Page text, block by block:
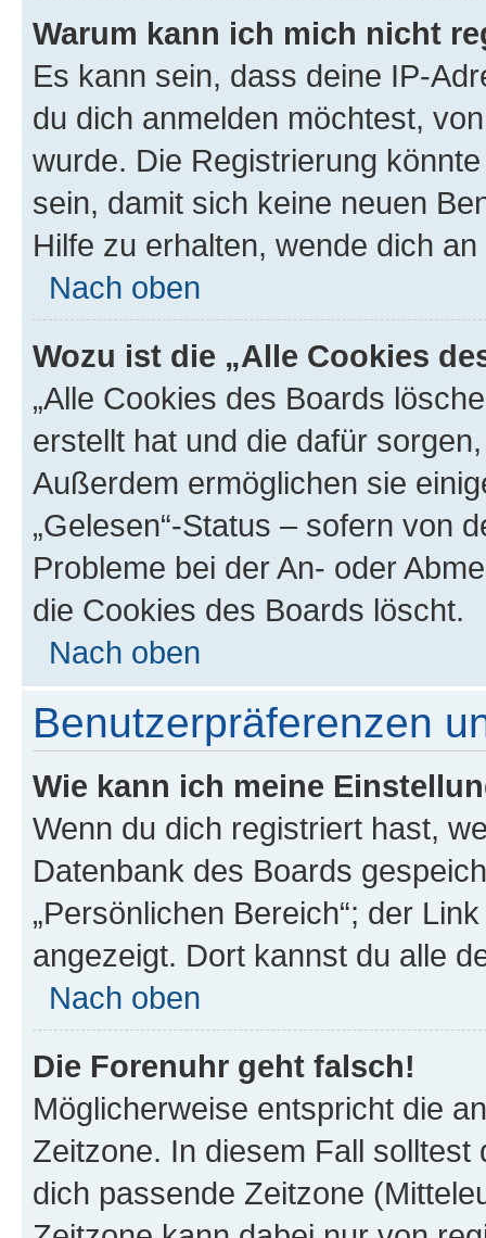
Warum kann ich mich nicht
Es kann sein, dass deine IP-
du dich anmelden möchtest,
wurde. Die Registrierung
sein, damit sich keine neuen
Hilfe zu erhalten, wende dich
Nach oben
Wozu ist die „Alle Cookies
„Alle Cookies des Boards
erstellt hat und die dafür
Außerdem ermöglichen sie
„Gelesen“-Status – sofern von
Probleme bei der An- oder
die Cookies des Boards löscht.
Nach oben
Benutzerpräferenzen
Wie kann ich meine
Wenn du dich registriert hast,
Datenbank des Boards
„Persönlichen Bereich“; der
angezeigt. Dort kannst du alle
Nach oben
Die Forenuhr geht falsch!
Möglicherweise entspricht die
Zeitzone. In diesem Fall solltest
dich passende Zeitzone